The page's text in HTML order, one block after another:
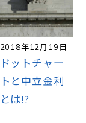
2018年12月19日
ドットチャー
トと中立金利
とは!?